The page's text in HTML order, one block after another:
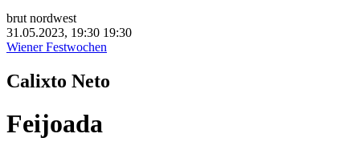
brut nordwest
31.05.2023, 19:30 19:30
Wiener Festwochen
Calixto Neto
Feijoada